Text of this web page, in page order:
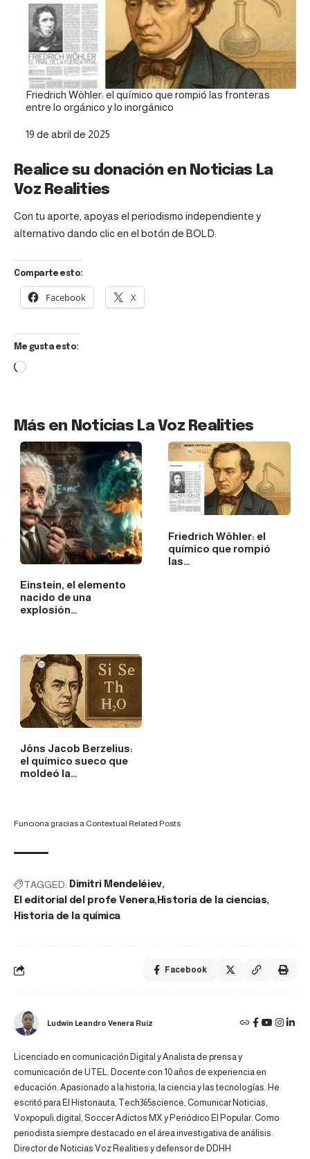
Friedrich Wöhler: el químico que rompió las fronteras
entre lo orgánico y lo inorgánico
Fecha
19 de abril de 2025
Realice su donación en Noticias La
Voz Realities
Con tu aporte, apoyas el periodismo independiente y
alternativo dando clic en el botón de BOLD:
Comparte esto:
Facebook X
Me gusta esto:
Más en Noticias La Voz Realities
Einstein, el elemento
nacido de una
explosión…
Friedrich Wöhler: el
químico que rompió
las…
Jöns Jacob Berzelius:
el químico sueco que
moldeó la…
Funciona gracias a Contextual Related Posts
TAGGED: Dimitri Mendeléiev
El editorial del profe Venera Historia de la ciencias
Historia de la química
Facebook
Ludwin Leandro Venera Ruiz
Licenciado en comunicación Digital y Analista de prensa y
comunicación de UTEL. Docente con 10 años de experiencia en
educación. Apasionado a la historia, la ciencia y las tecnologías. He
escritó para El Histonauta, Tech365science, Comunicar Noticias,
Voxpopuli.digital, Soccer Adictos MX y Periódico El Popular. Como
periodista siempre destacado en el área investigativa de análisis.
Director de Noticias Voz Realities y defensor de DDHH